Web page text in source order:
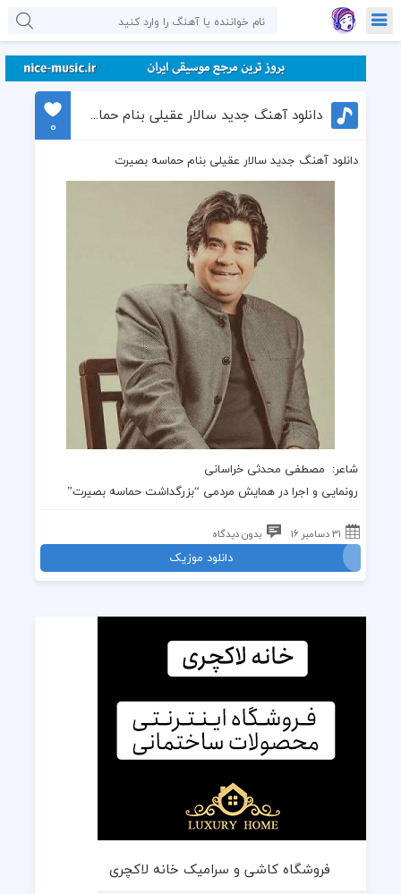
دانلود آهنگ جدید سالار عقیلی بنام حماسه بصیرت
0
دانلود آهنگ جدید سالار عقیلی بنام حماسه بصیرت
شاعر: مصطفی محدثی خراسانی
رونمایی و اجرا در همایش مردمی “بزرگداشت حماسه بصیرت”
31 دسامبر 16 بدون دیدگاه
دانلود موزیک
فروشگاه کاشی و سرامیک خانه لاکچری